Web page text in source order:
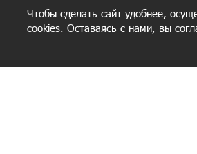
Чтобы сделать сайт удобнее,
cookies. Оставаясь с нами, вы